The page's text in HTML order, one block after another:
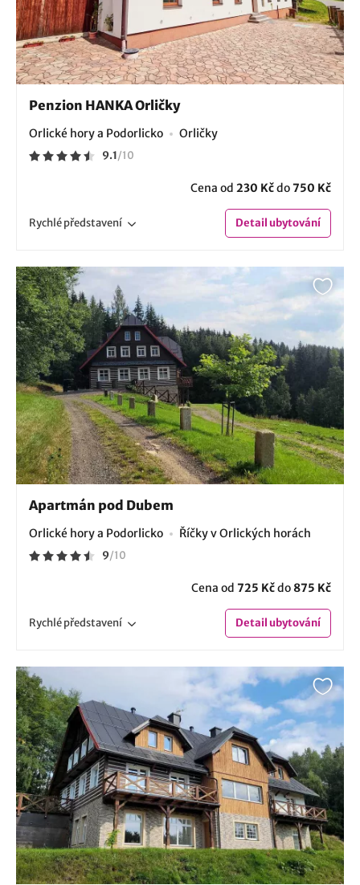
Penzion HANKA Orličky
Orlické hory a Podorlicko Orličky
9.1/10
Cena od 230 Kčdo750 Kč
Rychlépředstavení Detailubytování
Apartmán pod Dubem
Orlické hory a Podorlicko Říčky v Orlických horách
9/10
Cena od 725 Kčdo 875 Kč
Rychlépředstavení Detailubytování